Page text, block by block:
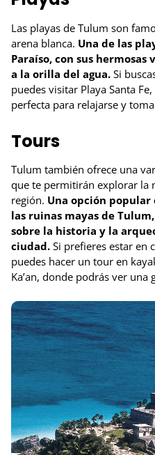
Las playas de Tulum son
arena blanca. Una de las
Paraíso, con sus
a la orilla del agua. Si
puedes visitar Playa Santa
perfecta para relajarse y
Tours
Tulum también ofrece una
que te permitirán explorar la
región. Una opción
las ruinas mayas de
sobre la historia y la
ciudad. Si prefieres estar en
puedes hacer un tour en
Ka’an, donde podrás ver